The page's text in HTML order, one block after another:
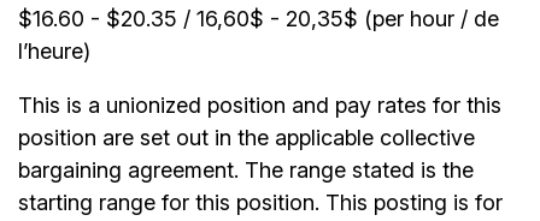
$16.60 - $20.35 / 16,60$ - 20,35$ (per hour / de
l’heure)
This is a unionized position and pay rates for this
position are set out in the applicable collective
bargaining agreement. The range stated is the
starting range for this position. This posting is for